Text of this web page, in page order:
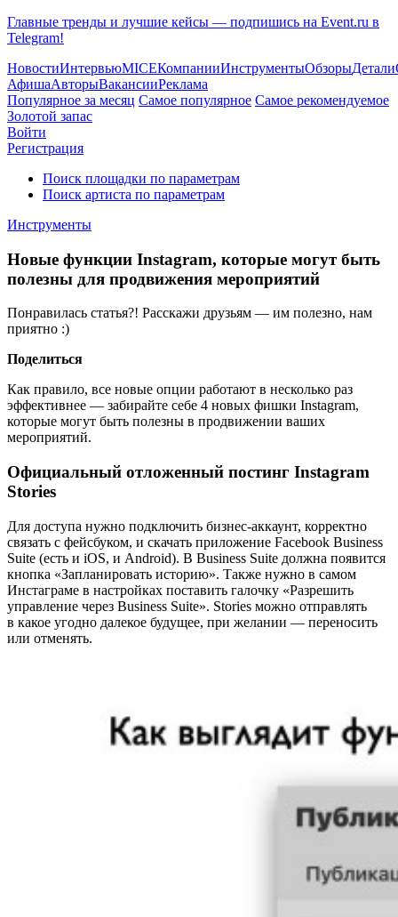
Главные тренды и лучшие кейсы — подпишись на Event.ru в
Telegram!
НовостиИнтервьюMICEКомпанииИнструментыОбзорыДетали
АфишаАвторыВакансииРеклама
Популярное за месяц Самое популярное Самое рекомендуемое
Золотой запас
Войти
Регистрация
Поиск площадки по параметрам
Поиск артиста по параметрам
Инструменты
Новые функции Instagram, которые могут быть
полезны для продвижения мероприятий
Понравилась статья?! Расскажи друзьям — им полезно, нам
приятно :)
Поделиться
Как правило, все новые опции работают в несколько раз
эффективнее — забирайте себе 4 новых фишки Instagram,
которые могут быть полезны в продвижении ваших
мероприятий.
Официальный отложенный постинг Instagram
Stories
Для доступа нужно подключить бизнес-аккаунт, корректно
связать с фейсбуком, и скачать приложение Facebook Business
Suite (есть и iOS, и Android). В Business Suite должна появится
кнопка «Запланировать историю». Также нужно в самом
Инстаграме в настройках поставить галочку «Разрешить
управление через Business Suite». Stories можно отправлять
в какое угодно далекое будущее, при желании — переносить
или отменять.